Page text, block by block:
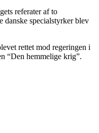
referater af to
danske specialstyrker blev
rettet mod regeringen i
“Den hemmelige krig”.